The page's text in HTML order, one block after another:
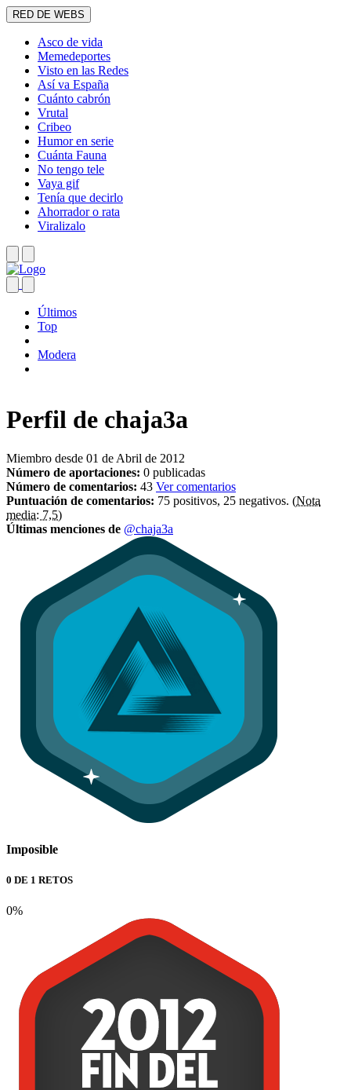
RED DE WEBS
Asco de vida
Memedeportes
Visto en las Redes
Así va España
Cuánto cabrón
Vrutal
Cribeo
Humor en serie
Cuánta Fauna
No tengo tele
Vaya gif
Tenía que decirlo
Ahorrador o rata
Viralizalo
Últimos
Top
Modera
Perfil de chaja3a
Miembro desde 01 de Abril de 2012
Número de aportaciones: 0 publicadas
Número de comentarios: 43 Ver comentarios
Puntuación de comentarios: 75 positivos, 25 negativos. (Nota
media: 7,5)
Últimas menciones de @chaja3a
Imposible
0 DE 1 RETOS
0%